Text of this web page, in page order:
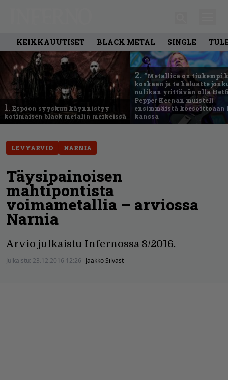
KEIKKAUUTISET BLACK METAL SINGLE
1. Espoon syyskuu käynnistyy
kotimaisen black metalin merkeissä
2. ”Metallica on tiukempi
koskaan ja te haluatte
nulikan yrittävän olla
Pepper Keenan muisteli
ensimmäistä
kanssa
LEVYARVIO NARNIA
Täysipainoisen
mahtipontista
voimametallia – arviossa
Narnia
Arvio julkaistu Infernossa 8/2016.
Julkaistu: 23.12.2016 12:26 Jaakko Silvast